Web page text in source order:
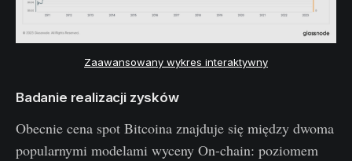
Zaawansowany wykres interaktywny
Badanie realizacji zysków
Obecnie cena spot Bitcoina znajduje się między dwoma
popularnymi modelami wyceny On-chain: poziomem